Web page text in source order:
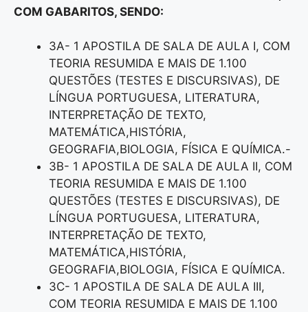
COM GABARITOS, SENDO:
3A- 1 APOSTILA DE SALA DE AULA I, COM
TEORIA RESUMIDA E MAIS DE 1.100
QUESTÕES (TESTES E DISCURSIVAS), DE
LÍNGUA PORTUGUESA, LITERATURA,
INTERPRETAÇÃO DE TEXTO,
MATEMÁTICA,HISTÓRIA,
GEOGRAFIA,BIOLOGIA, FÍSICA E QUÍMICA.-
3B- 1 APOSTILA DE SALA DE AULA II, COM
TEORIA RESUMIDA E MAIS DE 1.100
QUESTÕES (TESTES E DISCURSIVAS), DE
LÍNGUA PORTUGUESA, LITERATURA,
INTERPRETAÇÃO DE TEXTO,
MATEMÁTICA,HISTÓRIA,
GEOGRAFIA,BIOLOGIA, FÍSICA E QUÍMICA.
3C- 1 APOSTILA DE SALA DE AULA III,
COM TEORIA RESUMIDA E MAIS DE 1.100